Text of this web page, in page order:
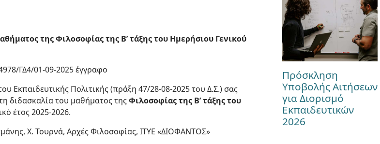
της Φιλοσοφίας της Β’ τάξης του Ημερήσιου Γενικού
ΓΔ4/01-09-2025 έγγραφο
Εκπαιδευτικής Πολιτικής (πράξη 47/28-08-2025 του Δ.Σ.) σας
διδασκαλία του μαθήματος τηςΦιλοσοφίας της Β’ τάξης του
έτος 2025-2026.
Χ. Τουρνά, Αρχές Φιλοσοφίας, ΙΤΥΕ «ΔΙΟΦΑΝΤΟΣ»
Πρόσκληση
Υποβολής Αιτήσεων
για Διορισμό
Εκπαιδευτικών
2026